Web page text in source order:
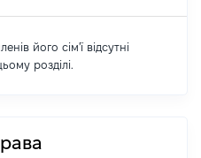
його сім'ї відсутні
розділі.